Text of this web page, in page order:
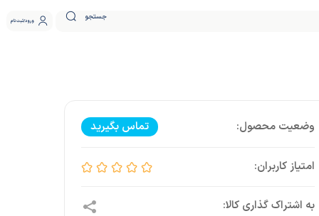
جستجو ورود ثبت نام
تماس بگیرید